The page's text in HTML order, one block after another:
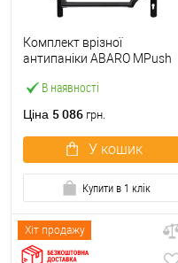
В наявності
Комплект врізної
антипаніки ABARO МPush
чорний із замком та ручкою
Ціна 5 086 грн.
У кошик
Купити в 1 клік
Хіт продажу